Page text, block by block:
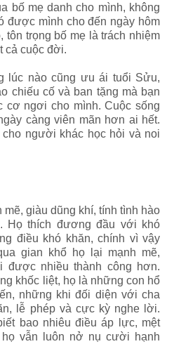
bố mẹ danh cho mình, không
được mình cho đến ngày hôm
tôn trọng bố mẹ là trách nhiệm
cả cuộc đời.
lúc nào cũng ưu ái tuổi Sửu,
chiếu cố và ban tặng mà bạn
cơ ngơi cho mình. Cuộc sống
càng viên mãn hơn ai hết.
người khác học hỏi và noi
giàu dũng khí, tính tình hào
Họ thích đương đầu với khó
điều khó khăn, chính vì vậy
gian khổ họ lại mạnh mẽ,
được nhiều thành công hơn.
khốc liệt, họ là những con hổ
những khi đối diện với cha
lễ phép và cực kỳ nghe lời.
bao nhiêu điều áp lực, mệt
vẫn luôn nở nụ cười hạnh